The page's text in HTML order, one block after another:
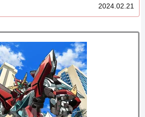
るんだ！(Well, Isami?! What Do You Do in a situation Like
2024.02.21